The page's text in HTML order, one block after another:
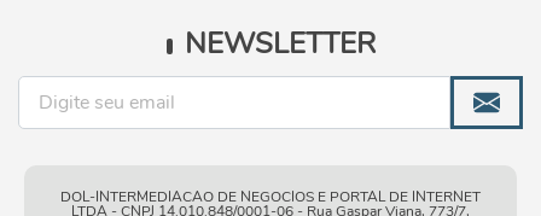
NEWSLETTER
DOL-INTERMEDIACAO DE NEGOCIOS E PORTAL DE INTERNET
LTDA - CNPJ 14.010.848/0001-06 - Rua Gaspar Viana, 773/7,